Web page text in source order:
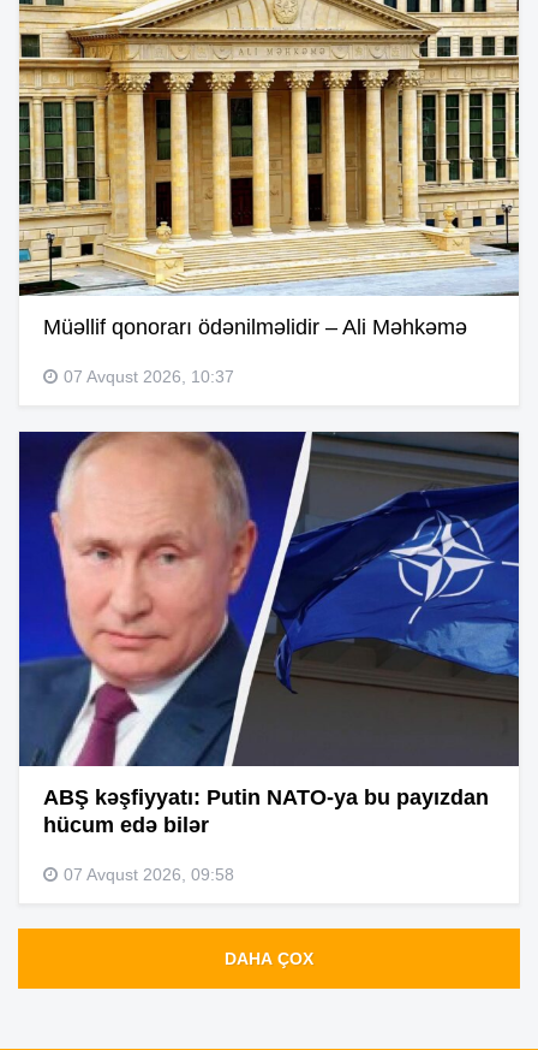
Müəllif qonorarı ödənilməlidir – Ali Məhkəmə
07 Avqust 2026, 10:37
ABŞ kəşfiyyatı: Putin NATO-ya bu payızdan
hücum edə bilər
07 Avqust 2026, 09:58
DAHA ÇOX